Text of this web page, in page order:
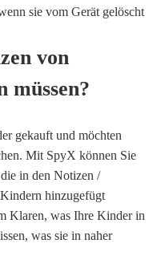
sie vom Gerät gelöscht
von
müssen?
gekauft und möchten
Mit SpyX können Sie
in den Notizen /
hinzugefügt
Klaren, was Ihre Kinder in
was sie in naher